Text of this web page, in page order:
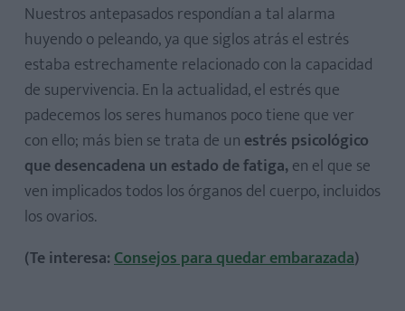
1. Acupuntura
2. Masajes
3. Caminar
4. Natación
6. Baile
Nuestros antepasados respondían a tal alarma
huyendo o peleando, ya que siglos atrás el estrés
estaba estrechamente relacionado con la capacidad
de supervivencia. En la actualidad, el estrés que
padecemos los seres humanos poco tiene que ver
con ello; más bien se trata de un estrés psicológico
que desencadena un estado de fatiga,en el que se
ven implicados todos los órganos del cuerpo, incluidos
los ovarios.
(Te interesa:Consejos para quedar embarazada)